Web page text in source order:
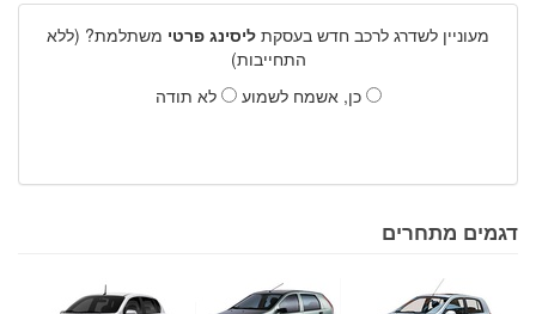
מעוניין לשדרג לרכב חדש בעסקת ליסינג פרטי משתלמת? (ללא
התחייבות)
כן, אשמח לשמוע
לא תודה
דגמים מתחרים